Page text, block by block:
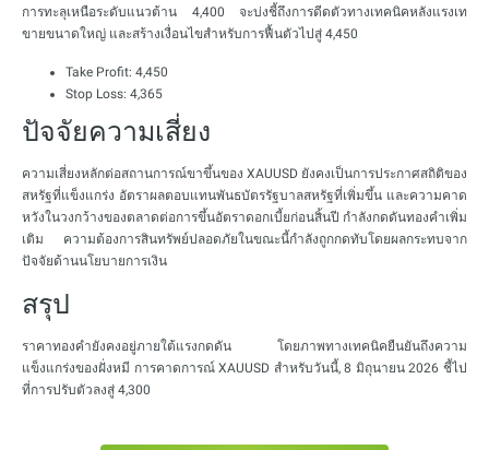
การทะลุเหนือระดับแนวต้าน 4,400 จะบ่งชี้ถึงการดีดตัวทางเทคนิคหลังแรงเท
ขายขนาดใหญ่ และสร้างเงื่อนไขสำหรับการฟื้นตัวไปสู่ 4,450
Take Profit: 4,450
Stop Loss: 4,365
ปัจจัยความเสี่ยง
ความเสี่ยงหลักต่อสถานการณ์ขาขึ้นของ XAUUSD ยังคงเป็นการประกาศสถิติของ
สหรัฐที่แข็งแกร่ง อัตราผลตอบแทนพันธบัตรรัฐบาลสหรัฐที่เพิ่มขึ้น และความคาด
หวังในวงกว้างของตลาดต่อการขึ้นอัตราดอกเบี้ยก่อนสิ้นปี กำลังกดดันทองคำเพิ่ม
เติม ความต้องการสินทรัพย์ปลอดภัยในขณะนี้กำลังถูกกดทับโดยผลกระทบจาก
ปัจจัยด้านนโยบายการเงิน
สรุป
ราคาทองคำยังคงอยู่ภายใต้แรงกดดัน โดยภาพทางเทคนิคยืนยันถึงความ
แข็งแกร่งของฝั่งหมี การคาดการณ์ XAUUSD สำหรับวันนี้, 8 มิถุนายน 2026 ชี้ไป
ที่การปรับตัวลงสู่ 4,300